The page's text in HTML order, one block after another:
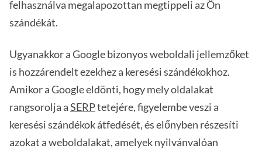
felhasználva megalapozottan megtippeli az Ön
szándékát.
Ugyanakkor a Google bizonyos weboldali jellemzőket
is hozzárendelt ezekhez a keresési szándékokhoz.
Amikor a Google eldönti, hogy mely oldalakat
rangsorolja aSERPtetejére, figyelembe veszi a
keresési szándékok átfedését, és előnyben részesíti
azokat a weboldalakat, amelyek nyilvánvalóan